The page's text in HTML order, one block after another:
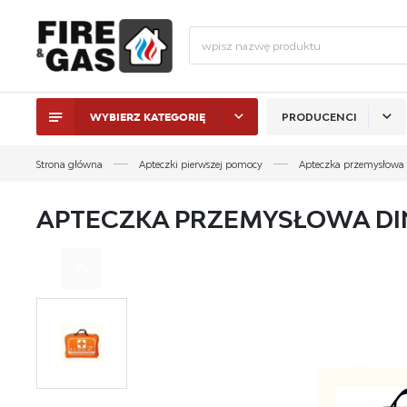
WYBIERZ KATEGORIĘ PRODUCENCI
Strona główna Apteczki pierwszej pomocy Apteczka przemysłowa
APTECZKA PRZEMYSŁOWA